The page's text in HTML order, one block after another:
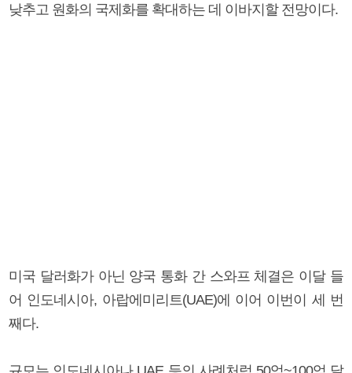
낮추고 원화의 국제화를 확대하는 데 이바지할 전망이다.
미국 달러화가 아닌 양국 통화 간 스와프 체결은 이달 들
어 인도네시아, 아랍에미리트(UAE)에 이어 이번이 세 번
째다.